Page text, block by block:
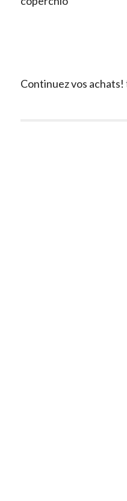
Continuez vos achats!